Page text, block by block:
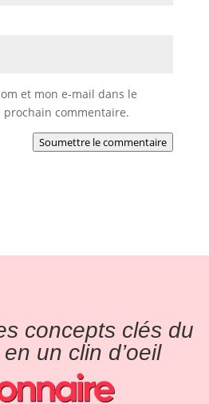
et mon e-mail dans le
commentaire.
Soumettre le commentaire
concepts clés du
un clin d’oeil